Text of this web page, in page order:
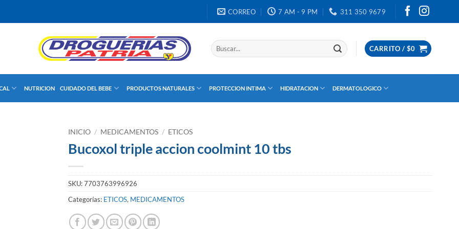
CORREO 7 AM - 9 PM 311 350 9679
Buscar
por:
CARRITO / $0
NUTRICION CUIDADO DEL BEBE PRODUCTOS NATURALES PROTECCION INTIMA HIDRATACION DERMATOLOGICO
INICIO / MEDICAMENTOS / ETICOS
Bucoxol triple accion coolmint 10 tbs
SKU:7703763996926
Categorías: ETICOS, MEDICAMENTOS